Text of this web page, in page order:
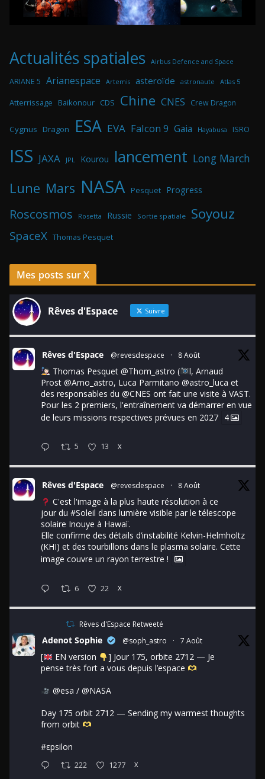
Actualités spatiales Airbus Defence and Space
ARIANE 5 Arianespace Artemis asteroïde astronaute Atlas 5
Atterrissage Baikonour CDS Chine CNES Crew Dragon
Cygnus Dragon ESA EVA Falcon 9 Gaia Hayabusa ISRO
ISS JAXA JPL Kourou lancement Long March
Lune Mars NASA Pesquet Progress
Roscosmos Rosetta Russie Sortie spatiale Soyouz
SpaceX Thomas Pesquet
Mes posts sur X
Rêves d'Espace Suivre
Rêves d'Espace @revesdespace · 8 Août
Thomas Pesquet @Thom_astro (
l, Arnaud
Prost @Arno_astro, Luca Parmitano @astro_luca et
des responsables du @CNES ont fait une visite à VAST.
Pour les 2 premiers, l'entraînement va démarrer en vue
de leurs missions respectives prévues en 2027 4
5 13 X
Rêves d'Espace @revesdespace · 8 Août
C'est l'image à la plus haute résolution à ce
jour du #Soleil dans lumière visible par le télescope
solaire Inouye à Hawaï.
Elle confirme des détails d’instabilité Kelvin-Helmholtz
(KHI) et des tourbillons dans le plasma solaire. Cette
image couvre un rayon terrestre !
6 22 X
Rêves d'Espace Retweeté
Adenot Sophie @soph_astro · 7 Août
[ EN version
] Jour 175, orbite 2712 — Je
pense très fort a vous depuis l’espace
@esa / @NASA
Day 175 orbit 2712 — Sending my warmest thoughts
from orbit
#εpsilon
222 1277 X